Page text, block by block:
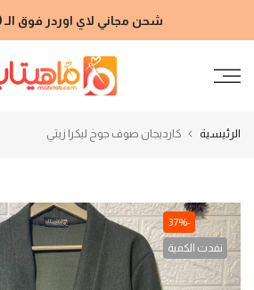
إلى
شحن مجاني لاي اوردر فوق الـ 2000 جنيه
الرئيسية كارديجان صوف جوخ ليكرا زيتي
-37%
نفدت الكمية